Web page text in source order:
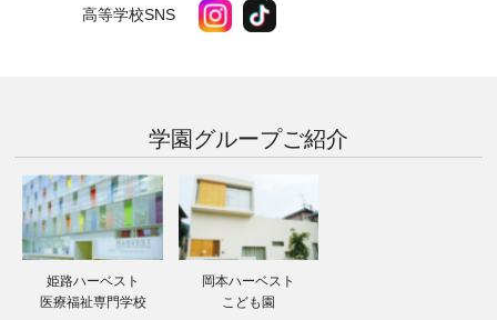
高等学校SNS
学園グループご紹介
姫路ハーベスト
医療福祉専門学校
岡本ハーベスト
こども園